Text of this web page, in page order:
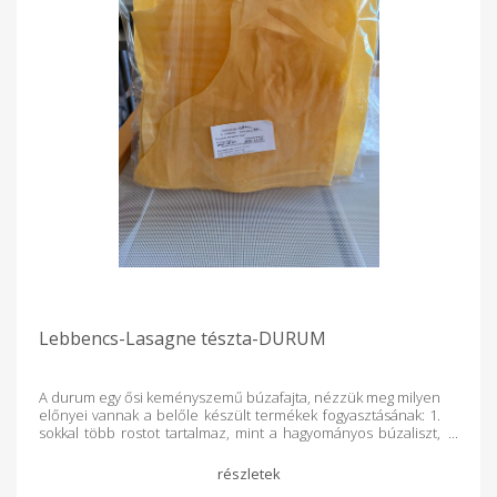
Lebbencs-Lasagne tészta-DURUM
A durum egy ősi keményszemű búzafajta, nézzük meg milyen
előnyei vannak a belőle készült termékek fogyasztásának: 1.
sokkal több rostot tartalmaz, mint a hagyományos búzaliszt,
szénhidrát felszívódását, ezért a durumbúzából készült
termékek foigyasztását követően később éhezünk meg, 2.